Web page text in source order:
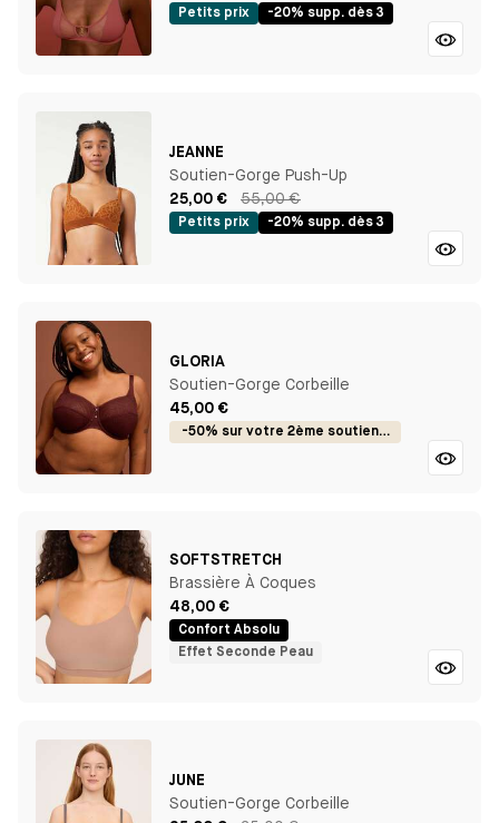
Petits prix -20% supp. dès 3
JEANNE
Soutien-Gorge Push-Up
25,00 €
55,00 €
Petits prix -20% supp. dès 3
GLORIA
Soutien-Gorge Corbeille
45,00 €
-50% sur votre 2ème soutien-gorge
SOFTSTRETCH
Brassière À Coques
48,00 €
Confort Absolu
Effet Seconde Peau
JUNE
Soutien-Gorge Corbeille